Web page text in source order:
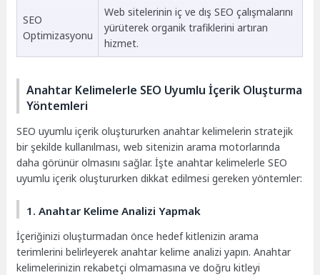
SEO
Optimizasyonu
Web sitelerinin iç ve dış SEO çalışmalarını
yürüterek organik trafiklerini artıran
hizmet.
Anahtar Kelimelerle SEO Uyumlu İçerik Oluşturma
Yöntemleri
SEO uyumlu içerik oluştururken anahtar kelimelerin stratejik
bir şekilde kullanılması, web sitenizin arama motorlarında
daha görünür olmasını sağlar. İşte anahtar kelimelerle SEO
uyumlu içerik oluştururken dikkat edilmesi gereken yöntemler:
1. Anahtar Kelime Analizi Yapmak
İçeriğinizi oluşturmadan önce hedef kitlenizin arama
terimlerini belirleyerek anahtar kelime analizi yapın. Anahtar
kelimelerinizin rekabetçi olmamasına ve doğru kitleyi